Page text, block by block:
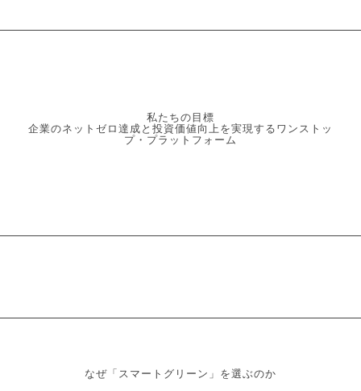
私たちの目標
企業のネットゼロ達成と投資価値向上を実現するワンストッ
プ・プラットフォーム
なぜ「スマートグリーン」を選ぶのか